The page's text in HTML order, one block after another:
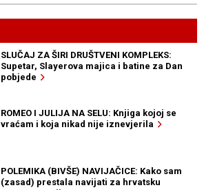
SLUČAJ ZA ŠIRI DRUŠTVENI KOMPLEKS:
Supetar, Slayerova majica i batine za Dan
pobjede
ROMEO I JULIJA NA SELU: Knjiga kojoj se
vraćam i koja nikad nije iznevjerila
POLEMIKA (BIVŠE) NAVIJAČICE: Kako sam
(zasad) prestala navijati za hrvatsku